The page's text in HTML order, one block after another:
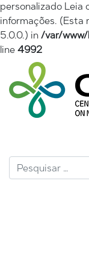
personalizado Leia
informações. (Esta
5.0.0.) in /var/
line 4992